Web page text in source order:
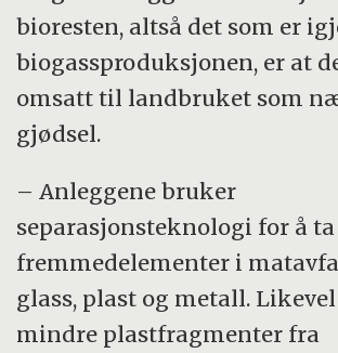
bioresten, altså det som er
biogassproduksjonen, er at
omsatt til landbruket som
gjødsel.
– Anleggene bruker
separasjonsteknologi for å
fremmedelementer i
glass, plast og metall.
mindre plastfragmenter fra